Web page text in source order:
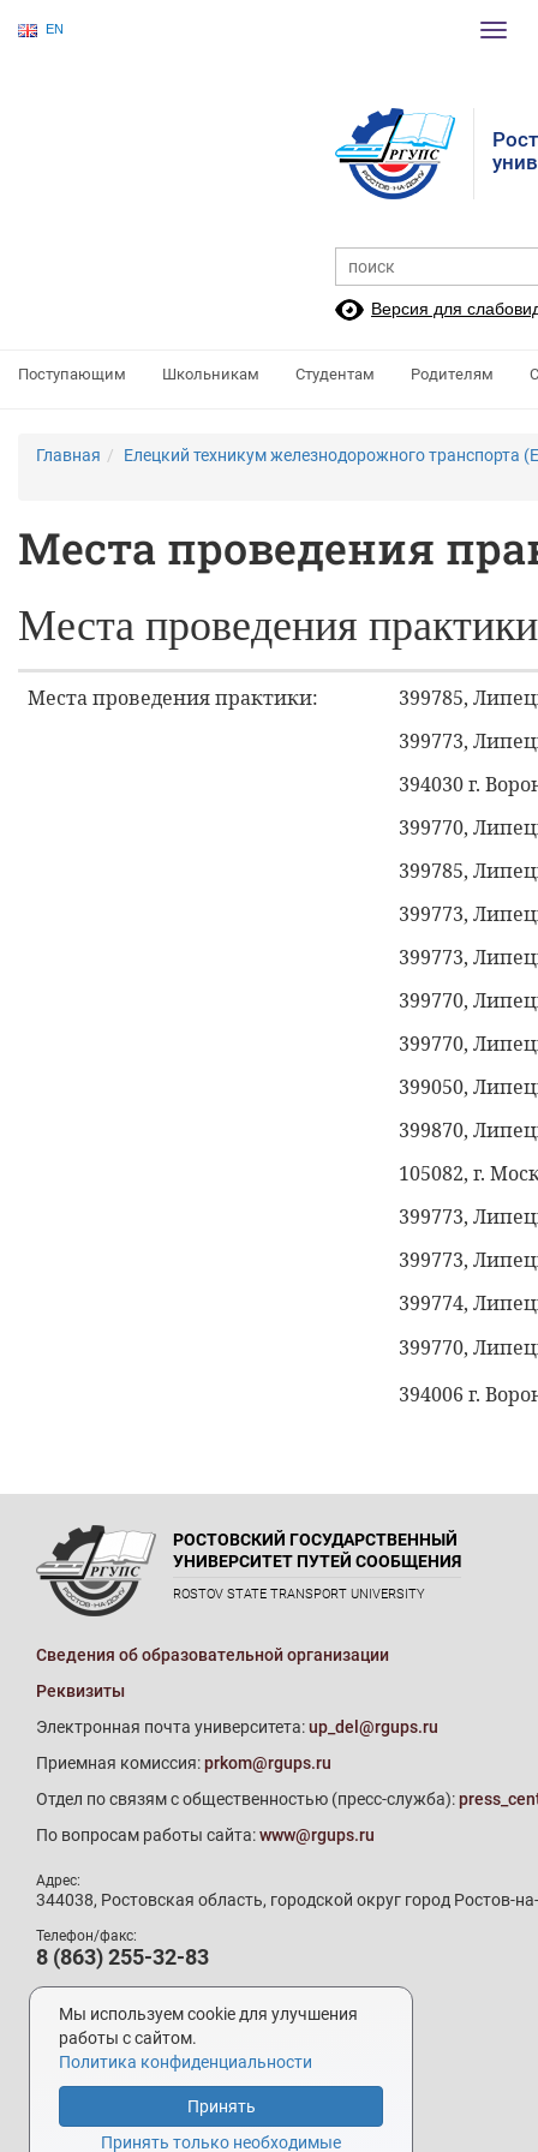
EN
Версия для
Поступающим Школьникам Студентам Родителям
Главная Елецкий техникум железнодорожного транспорта
Места проведения
Места проведения практики
Места проведения практики:
399785,
399773,
394030 г.
399770,
399785,
399773,
399773,
399770,
399770,
399050,
399870,
105082, г.
399773,
399773,
399774,
399770,
394006 г.
РОСТОВСКИЙ ГОСУДАРСТВЕННЫЙ
УНИВЕРСИТЕТ ПУТЕЙ СООБЩЕНИЯ
ROSTOV STATE TRANSPORT UNIVERSITY
Сведения об образовательной организации
Реквизиты
Электронная почта университета:up_del@rgups.ru
Приемная комиссия:prkom@rgups.ru
Отдел по связям с общественностью (пресс-служба):
По вопросам работы сайта:www@rgups.ru
Адрес:
344038, Ростовская область, городской округ город
Телефон/факс:
8 (863) 255-32-83
Телефон приемной комиссии:
8 (800) 707-19-29
8 (863) 272-64-88
Разработка и поддержка –УИ РГУПС
Мы используем cookie для улучшения
работы с сайтом.
Политика конфиденциальности
Принять
Принять только необходимые